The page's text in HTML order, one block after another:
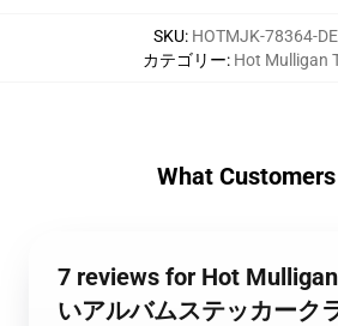
SKU: HOTMJK-78364-
カテゴリー: Hot Mulligan
What
7 reviews for Hot
いアルバムステッカーク